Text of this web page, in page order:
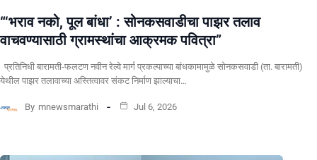
“‘भराव नको, पूल बांधा’ : सोनकसवाडीचा पाझर तलाव
वाचवण्यासाठी ग्रामस्थांचा आक्रमक पवित्रा”
प्रतिनिधी बारामती-फलटण नवीन रेल्वे मार्ग प्रकल्पाच्या बांधकामामुळे सोनकसवाडी (ता. बारामती)
येथील पाझर तलावाच्या अस्तित्वावर संकट निर्माण झाल्याचा…
By mnewsmarathi Jul 6, 2026